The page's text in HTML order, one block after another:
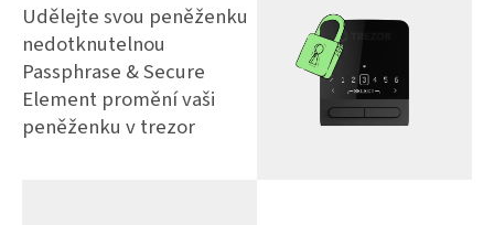
Udělejte svou peněženku
nedotknutelnou
Passphrase & Secure
Element promění vaši
peněženku v trezor